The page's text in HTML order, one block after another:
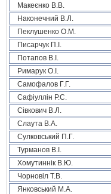
Макеєнко В.В.
Наконечний В.Л.
Пеклушенко О.М.
Писарчук П.І.
Потапов В.І.
Римарук О.І.
Самофалов Г.Г.
Сафіуллін Р.С.
Сівкович В.Л.
Слаута В.А.
Сулковський П.Г.
Турманов В.І.
Хомутиннік В.Ю.
Чорновіл Т.В.
Янковський М.А.